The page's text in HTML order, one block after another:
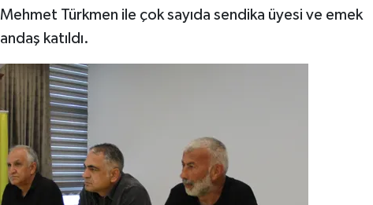
Mehmet Türkmen ile çok sayıda sendika üyesi ve emek
katıldı.